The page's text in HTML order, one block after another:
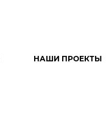
НАШИ ПРОЕКТЫ